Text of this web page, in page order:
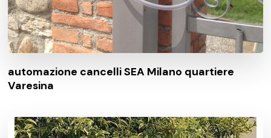
automazione cancelli SEA Milano quartiere
Varesina